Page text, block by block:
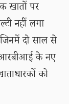
खातों पर
नहीं लगा
दो साल से
के नए
को